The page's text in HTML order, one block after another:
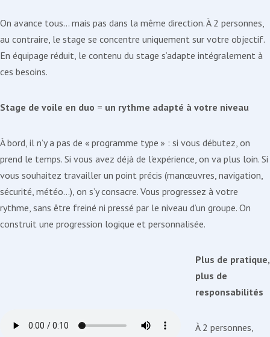
On avance tous… mais pas dans la même direction. À 2 personnes,
au contraire, le stage se concentre uniquement sur votre objectif.
En équipage réduit, le contenu du stage s’adapte intégralement à
ces besoins.
Stage de voile en duo = un rythme adapté à votre niveau
À bord, il n’y a pas de « programme type » : si vous débutez, on
prend le temps. Si vous avez déjà de l’expérience, on va plus loin. Si
vous souhaitez travailler un point précis (manœuvres, navigation,
sécurité, météo…), on s’y consacre. Vous progressez à votre
rythme, sans être freiné ni pressé par le niveau d’un groupe. On
construit une progression logique et personnalisée.
Plus de pratique,
plus de
responsabilités
À 2 personnes,